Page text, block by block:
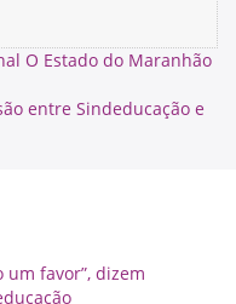
O Estado do Maranhão
entre Sindeducação e
favor”, dizem